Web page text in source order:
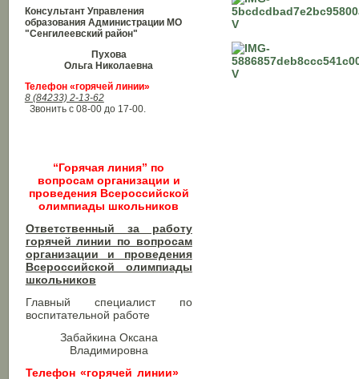
Консультант Управления
образования Администрации МО
"Сенгилеевский район"
Пухова
Ольга Николаевна
Телефон «горячей линии»
8 (84233) 2-13-62
Звонить с 08-00 до 17-00.
“Горячая линия” по
вопросам организации и
проведения Всероссийской
олимпиады школьников
Ответственный за работу
горячей линии по вопросам
организации и проведения
Всероссийской олимпиады
школьников​
Главный специалист по
воспитательной работе
Забайкина Оксана
Владимировна
Телефон «горячей линии»